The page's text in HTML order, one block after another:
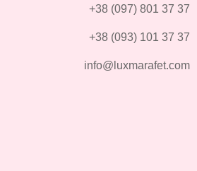
+38 (097) 801 37 37
+38 (093) 101 37 37
info@luxmarafet.com